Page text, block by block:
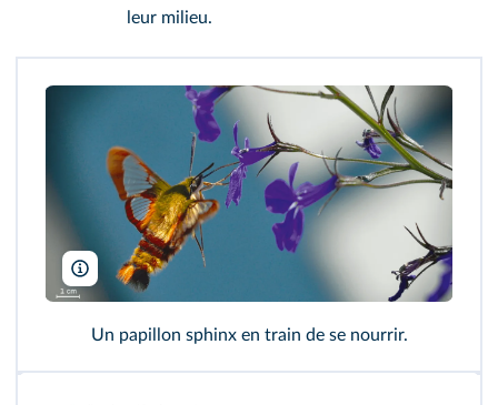
leur milieu.
Alain Audet/Pixabay
Un papillon sphinx en train de se nourrir.